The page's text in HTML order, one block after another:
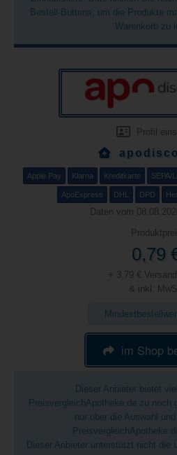
Bestell-Buttons, um die Produkte
Warenkorb zu
Profil
Apple Pay Klarna Kreditkarte SEPA/
ApoExpress DHL DPD
Daten vom
0,79
+ 3,79 €
& inkl.
im Shop
Dieser Anbieter bietet
PreisvergleichApotheke.de zu noch
nur über die Auswahl
Dieser Anbieter unterstützt nicht die